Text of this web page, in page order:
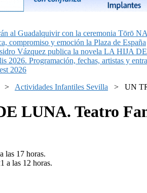
al Guadalquivir con la ceremonia Tōrō
compromiso y emoción la Plaza de España
Vázquez publica la novela LA HIJA
2026. Programación, fechas, artistas y
2026
> Actividades Infantiles Sevilla > UN
LUNA. Teatro
las 17 horas.
a las 12 horas.